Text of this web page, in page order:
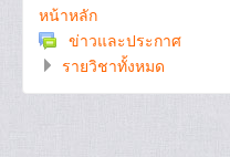
หน้าหลัก
ข่าวและประกาศ
รายวิชาทั้งหมด